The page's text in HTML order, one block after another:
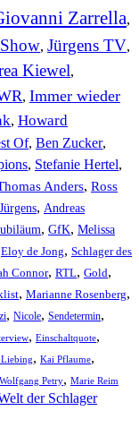
Zarrella,
Show, Jürgens TV,
Kiewel,
, Immer wieder
, Howard
Of, Ben Zucker,
, Stefanie Hertel,
Anders, Ross
, Andreas
, GfK, Melissa
Eloy de Jong, Schlager des
Connor, RTL, Gold,
, Marianne Rosenberg,
, Nicole, Sendetermin,
, Einschaltquote,
, Kai Pflaume,
Wolfgang Petry, Marie Reim